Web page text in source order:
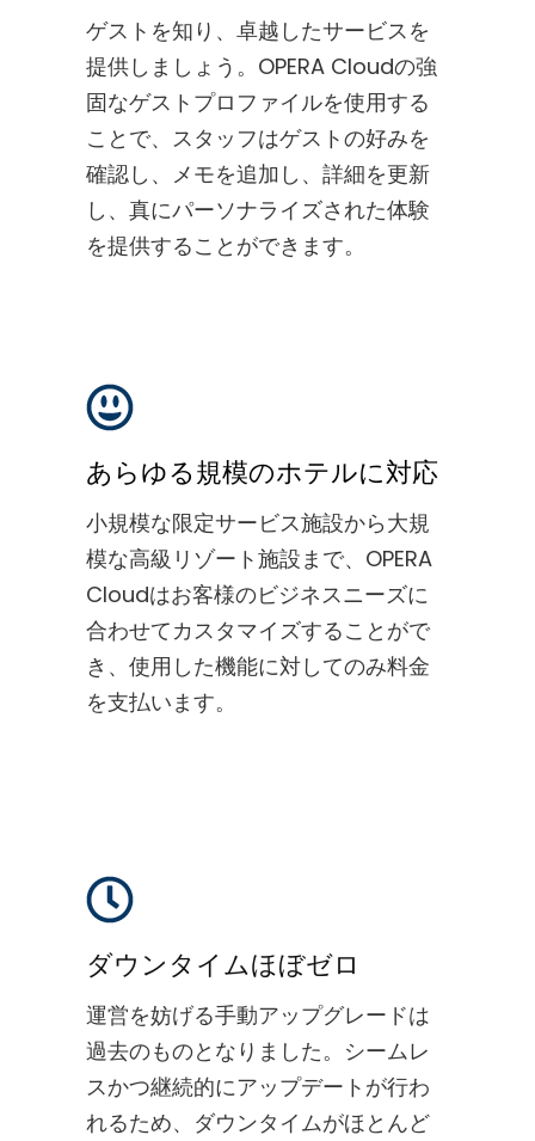
ゲストを知り、卓越したサービスを
提供しましょう。OPERA Cloudの強
固なゲストプロファイルを使用する
ことで、スタッフはゲストの好みを
確認し、メモを追加し、詳細を更新
し、真にパーソナライズされた体験
を提供することができます。
あらゆる規模のホテルに対応
小規模な限定サービス施設から大規
模な高級リゾート施設まで、OPERA
Cloudはお客様のビジネスニーズに
合わせてカスタマイズすることがで
き、使用した機能に対してのみ料金
を支払います。
ダウンタイムほぼゼロ
運営を妨げる手動アップグレードは
過去のものとなりました。シームレ
スかつ継続的にアップデートが行わ
れるため、ダウンタイムがほとんど